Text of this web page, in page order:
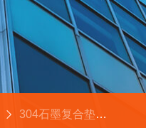
304石墨复合垫片 增强石墨垫片